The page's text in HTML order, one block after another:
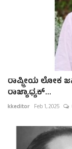
ರಾಷ್ಟ್ರೀಯ
ರಾಜ್ಯಾಧ್ಯಕ್...
kkeditor Feb 1, 2025